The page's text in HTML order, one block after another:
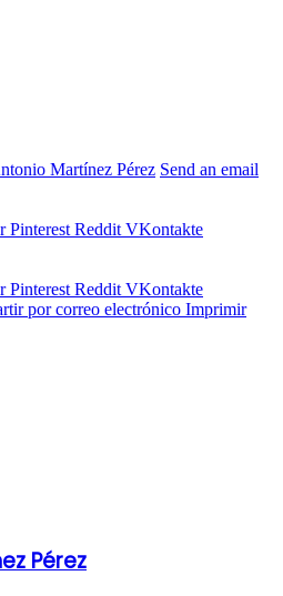
Martínez Pérez Send an email
Pinterest Reddit VKontakte
Pinterest Reddit VKontakte
por correo electrónico Imprimir
Pérez